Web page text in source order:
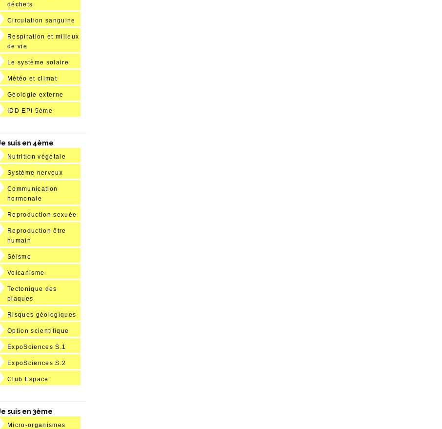
déchets
Circulation sanguine
Respiration et milieux
de vie
Le système solaire
Météo et climat
Géologie externe
IDD EPI 5ème
suis en 4ème
Nutrition végétale
Système nerveux
Communication
hormonale
Reproduction sexuée
Reproduction être
humain
Séisme
Volcanisme
Tectonique des
plaques
Risques géologiques
Option scientifique
ExpoSciences S.1
ExpoSciences S.2
Club Espace
suis en 3ème
Micro-organismes